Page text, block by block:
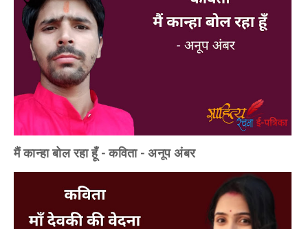
मैं कान्हा बोल रहा हूँ - कविता - अनूप अंबर